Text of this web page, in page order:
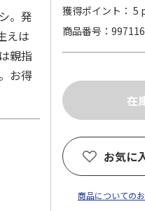
。発
えは
親指
お得
獲得ポイント： 5
商品番号
お気に
商品についての